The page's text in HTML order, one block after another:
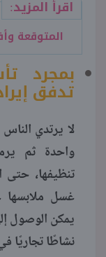
اقرأ المزيد:
المتوقعة
بمجرد
تدفق
لا يرتدي
واحدة ثم
تنظيفها، حتى
غسل
يمكن الوصول
نشاطًا تجاريًا